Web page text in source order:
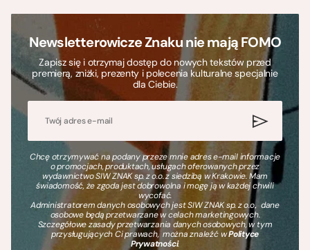
Newsletterowicze Znaku nie mają FOMO
Zapisz się i otrzymaj dostęp do nowych tekstów przed
premierą, zniżki, prezenty i polecenia kulturalne specjalnie
dla Ciebie.
Chcę otrzymywać na podany przeze mnie adres e-mail informacje
o promocjach, produktach, usługach oferowanych przez
wydawnictwo SIW ZNAK sp. z o.o. z siedzibą w Krakowie. Mam
świadomość, że zgoda jest dobrowolna i mogę ją w każdej chwili
wycofać.
Administratorem danych osobowych jest SIW ZNAK sp. z o.o., dane
osobowe będą przetwarzane w celach marketingowych.
Szczegółowe zasady przetwarzania danych osobowych, w tym
przysługujących Ci prawach, można znaleźć wPolityce
Prywatności.